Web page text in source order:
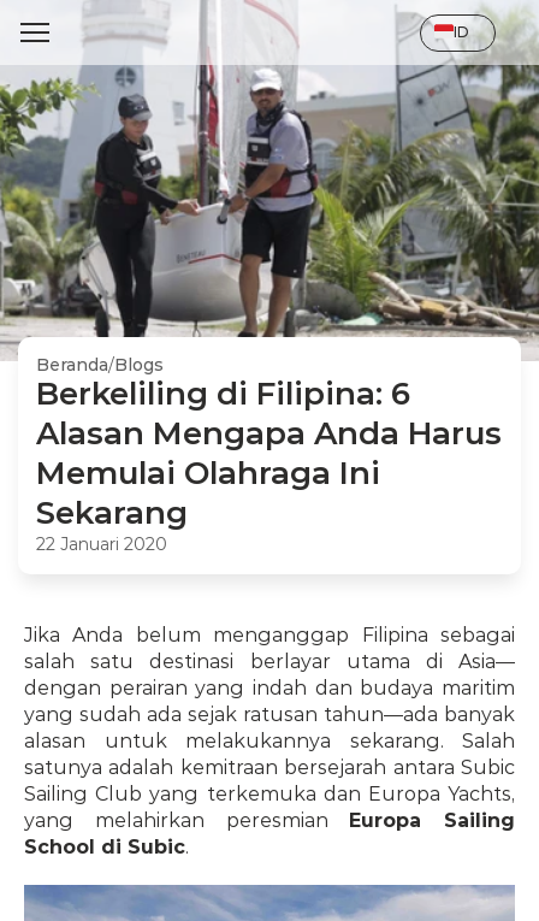
Select Language
ID
Beranda/Blogs
Berkeliling di Filipina: 6
Alasan Mengapa Anda Harus
Memulai Olahraga Ini
Sekarang
22 Januari 2020
Jika Anda belum menganggap Filipina sebagai
salah satu destinasi berlayar utama di Asia—
dengan perairan yang indah dan budaya maritim
yang sudah ada sejak ratusan tahun—ada banyak
alasan untuk melakukannya sekarang. Salah
satunya adalah kemitraan bersejarah antara Subic
Sailing Club yang terkemuka dan Europa Yachts,
yang melahirkan peresmian Europa Sailing
School di Subic.